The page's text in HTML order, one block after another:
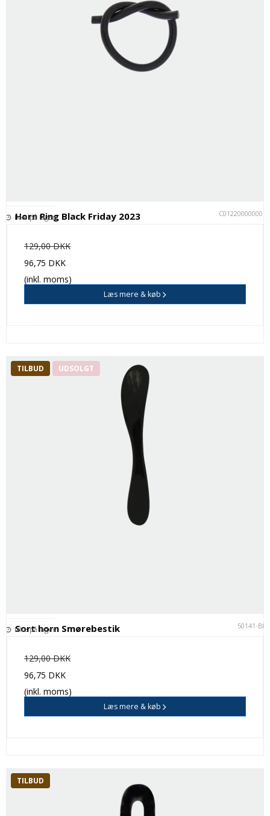
Horn Ring Black Friday 2023 C012200000001
Ikke på lager
129,00 DKK
96,75 DKK
(inkl. moms)
Læs mere & køb
TILBUD UDSOLGT
Sort horn Smørebestik 50141-BK
Ikke på lager
129,00 DKK
96,75 DKK
(inkl. moms)
Læs mere & køb
TILBUD